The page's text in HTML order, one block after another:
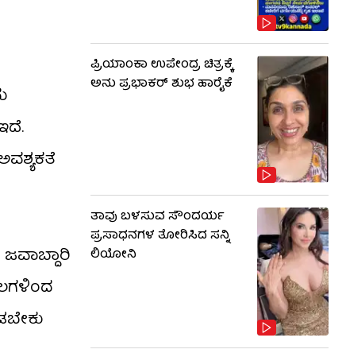
ಪ್ರಿಯಾಂಕಾ ಉಪೇಂದ್ರ ಚಿತ್ರಕ್ಕೆ
ಅನು ಪ್ರಭಾಕರ್ ಶುಭ ಹಾರೈಕೆ
ತಾವು ಬಳಸುವ ಸೌಂದರ್ಯ
ಪ್ರಸಾಧನಗಳ ತೋರಿಸಿದ ಸನ್ನಿ
ಲಿಯೋನಿ